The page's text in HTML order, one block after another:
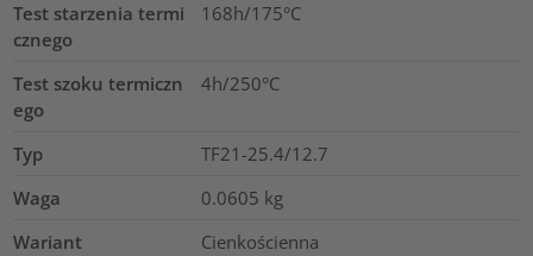
Test starzenia termi
cznego
168h/175°C
Test szoku termiczn
ego
4h/250°C
Typ
TF21-25.4/12.7
Waga
0.0605 kg
Wariant
Cienkościenna